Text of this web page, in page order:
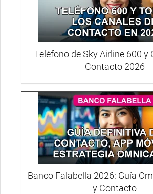
Teléfono de Sky Airline 600 y
Contacto 2026
Banco Falabella 2026: Guía
y Contacto